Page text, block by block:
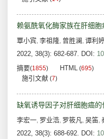
赖氨酰氧化酶家族在肝细
覃小宾, 李祖隆, 曾胜澜, 谭利
2022, 38(3): 682-687. DOI:
摘要(1855) HTML (695)
施引文献 (7)
缺氧诱导因子对肝细胞癌
李宏一, 罗业浩, 罗筱凡, 吴笛,
2022, 38(3): 688-692. DOI: